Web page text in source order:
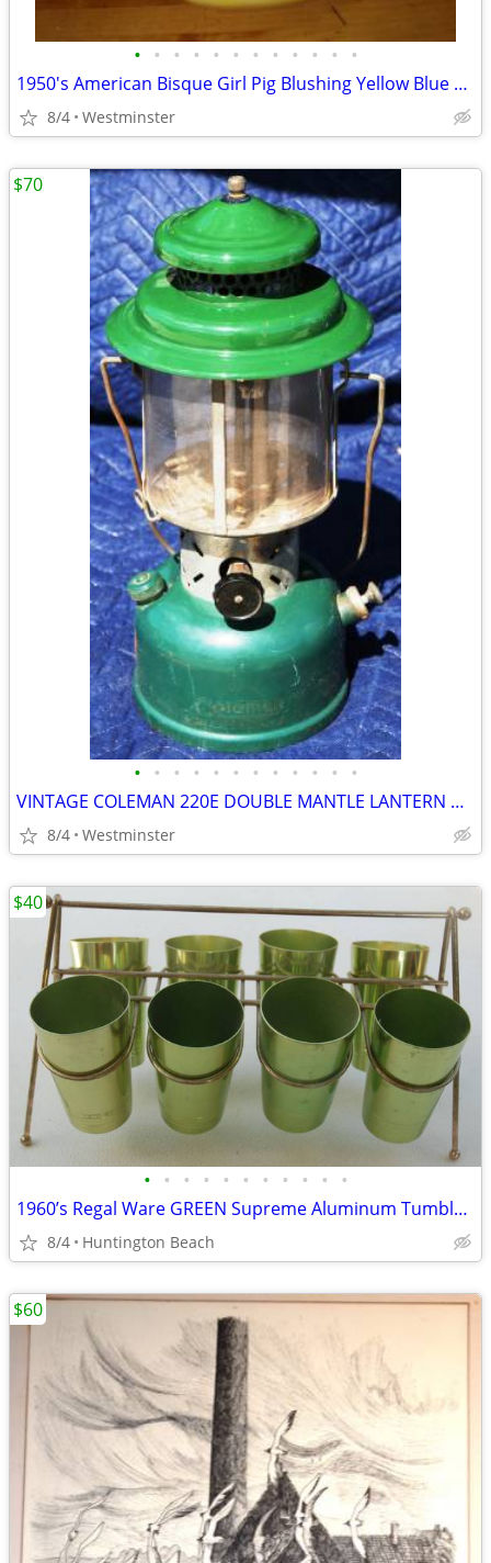
• • • • • • • • • • • •
1950's American Bisque Girl Pig Blushing Yellow Blue Cookie Jar
8/4 Westminster
• • • • • • • • • • • •
VINTAGE COLEMAN 220E DOUBLE MANTLE LANTERN DATED 1958 SUNSHINE
8/4 Westminster
$70
• • • • • • • • • • •
1960’s Regal Ware GREEN Supreme Aluminum Tumblers 8 with Rack 10 Oz
8/4 Huntington Beach
$40
$60